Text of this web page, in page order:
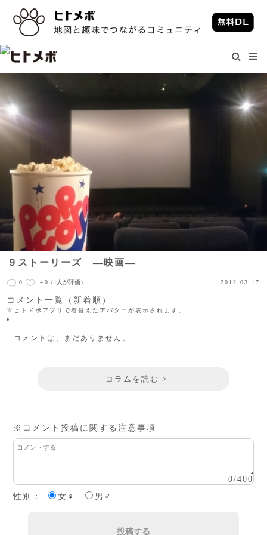
９ストーリーズ ―映画―
0 4.0 （1人が評価） 2012.03.17
コメント一覧（新着順）
※ヒトメボアプリで着替えたアバターが表示されます。
コメントは、まだありません。
コラムを読む >
※コメント投稿に関する注意事項
0/400
性別：
女♀ 男♂
投稿する